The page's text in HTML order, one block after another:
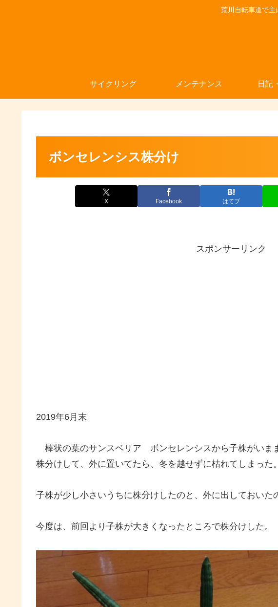
荒川自転車道で
サイクリング メンテナンス 日記
ボンセレンシス株分け
X Facebook はてブ
スポンサーリンク
2019年6月末
棒状の葉のサンスベリア ボンセレンシスから子株がいま
株分けして、外に置いてたら、冬を越せずに枯れてしまった。
子株が少し小さいうちに株分けしたのと、外に出しておいた
今度は、前回より子株が大きくなったところで株分けした。